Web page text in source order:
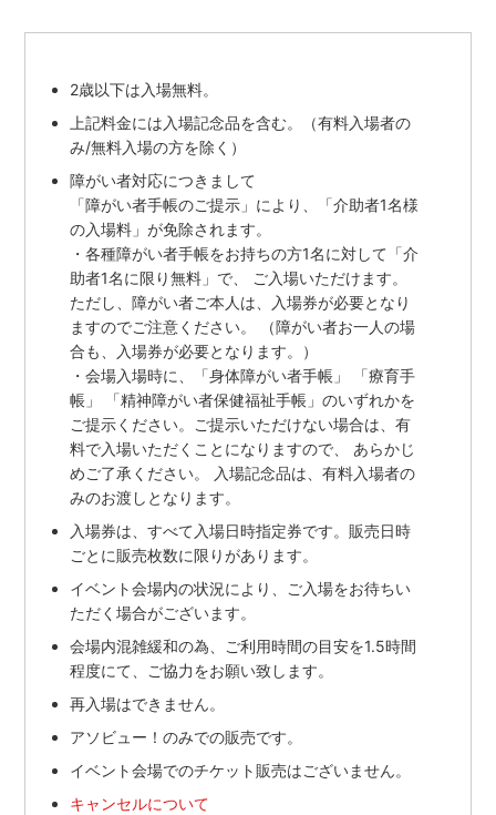
2歳以下は入場無料。
上記料金には入場記念品を含む。（有料入場者の
み/無料入場の方を除く）
障がい者対応につきまして
「障がい者手帳のご提示」により、「介助者1名様
の入場料」が免除されます。
・各種障がい者手帳をお持ちの方1名に対して「介
助者1名に限り無料」で、 ご入場いただけます。
ただし、障がい者ご本人は、入場券が必要となり
ますのでご注意ください。 （障がい者お一人の場
合も、入場券が必要となります。）
・会場入場時に、「身体障がい者手帳」 「療育手
帳」 「精神障がい者保健福祉手帳」のいずれかを
ご提示ください。ご提示いただけない場合は、有
料で入場いただくことになりますので、 あらかじ
めご了承ください。 入場記念品は、有料入場者の
みのお渡しとなります。
入場券は、すべて入場日時指定券です。販売日時
ごとに販売枚数に限りがあります。
イベント会場内の状況により、ご入場をお待ちい
ただく場合がございます。
会場内混雑緩和の為、ご利用時間の目安を1.5時間
程度にて、ご協力をお願い致します。
再入場はできません。
アソビュー！のみでの販売です。
イベント会場でのチケット販売はございません。
キャンセルについて